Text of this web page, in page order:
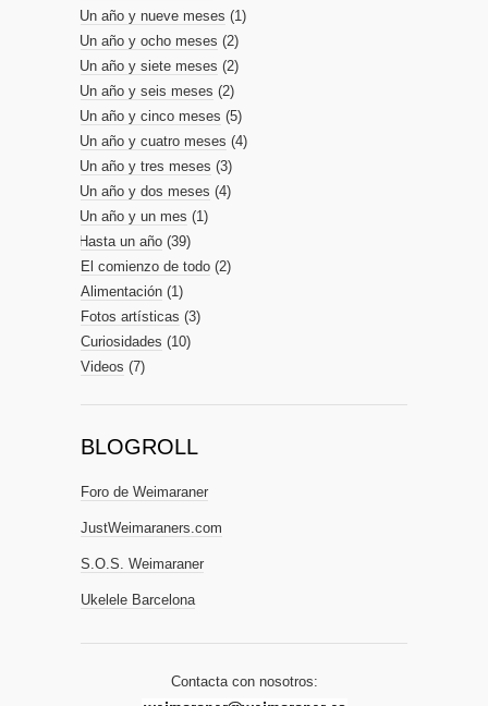
Un año y nueve meses (1)
Un año y ocho meses (2)
Un año y siete meses (2)
Un año y seis meses (2)
Un año y cinco meses (5)
Un año y cuatro meses (4)
Un año y tres meses (3)
Un año y dos meses (4)
Un año y un mes (1)
Hasta un año (39)
El comienzo de todo (2)
Alimentación (1)
Fotos artísticas (3)
Curiosidades (10)
Videos (7)
BLOGROLL
Foro de Weimaraner
JustWeimaraners.com
S.O.S. Weimaraner
Ukelele Barcelona
Contacta con nosotros: